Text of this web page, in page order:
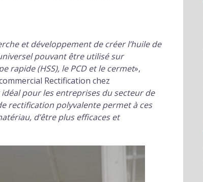
et développement de créer l’huile de
pouvant être utilisé sur
rapide (HSS), le PCD et le cermet»,
Rectification chez
pour les entreprises du secteur de
rectification polyvalente permet à ces
d’être plus efficaces et